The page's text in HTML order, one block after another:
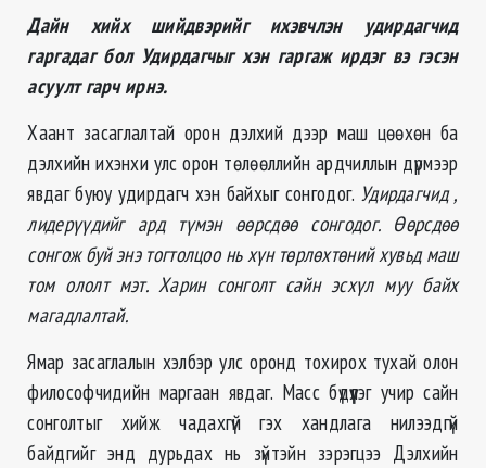
Дайн хийх шийдвэрийг ихэвчлэн удирдагчид
гаргадаг бол Удирдагчыг хэн гаргаж ирдэг вэ гэсэн
асуулт гарч ирнэ.
Хаант засаглалтай орон дэлхий дээр маш цөөхөн ба
дэлхийн ихэнхи улс орон төлөөллийн ардчиллын дүрмээр
явдаг буюу удирдагч хэн байхыг сонгодог. Удирдагчид ,
лидерүүдийг ард түмэн өөрсдөө сонгодог. Өөрсдөө
сонгож буй энэ тогтолцоо нь хүн төрлөхтөний хувьд маш
том ололт мэт. Харин сонголт сайн эсхүл муу байх
магадлалтай.
Ямар засаглалын хэлбэр улс оронд тохирох тухай олон
философчидийн маргаан явдаг. Масс бүдүүлэг учир сайн
сонголтыг хийж чадахгүй гэх хандлага нилээдгүй
байдгийг энд дурьдах нь зүйтэйн зэрэгцээ Дэлхийн